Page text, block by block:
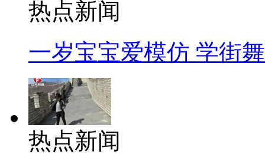
热点新闻
一岁宝宝爱模仿 学街
热点新闻